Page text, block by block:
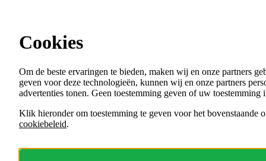
Menu
VACATURES
ORGANISATIES
Cookies
Om de beste ervaringen te bieden, maken wij en onze partners
geven voor deze technologieën, kunnen wij en onze partners
advertenties tonen. Geen toestemming geven of uw
Klik hieronder om toestemming te geven voor het bovenstaande
cookiebeleid.